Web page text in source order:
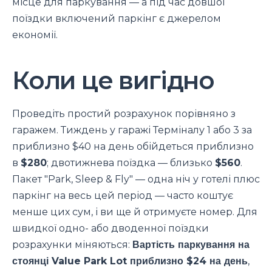
поїздки включений паркінг є джерелом
економії.
Коли це вигідно
Проведіть простий розрахунок порівняно з
гаражем. Тиждень у гаражі Терміналу 1 або 3 за
приблизно $40 на день обійдеться приблизно
в $280; двотижнева поїздка — близько $560.
Пакет "Park, Sleep & Fly" — одна ніч у готелі плюс
паркінг на весь цей період — часто коштує
менше цих сум, і ви ще й отримуєте номер. Для
швидкої одно- або дводенної поїздки
розрахунки міняються: Вартість паркування на
стоянці Value Park Lot приблизно $24 на день,